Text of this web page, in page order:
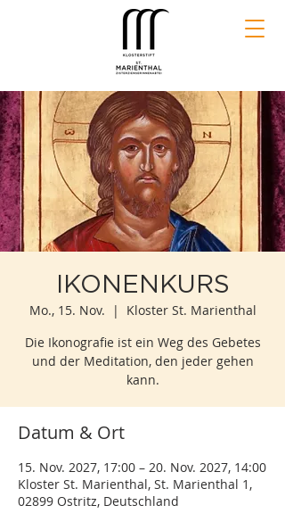
IKONENKURS
Mo., 15. Nov.
  |
Kloster St. Marienthal
Die Ikonografie ist ein Weg des Gebetes
und der Meditation, den jeder gehen
kann.
Datum & Ort
15. Nov. 2027, 17:00 – 20. Nov. 2027, 14:00
Kloster St. Marienthal, St. Marienthal 1,
02899 Ostritz, Deutschland